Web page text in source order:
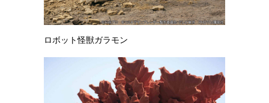
ロボット怪獣ガラモン